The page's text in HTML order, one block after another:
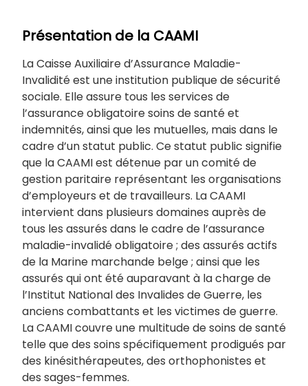
Présentation de la CAAMI
La Caisse Auxiliaire d’Assurance Maladie-
Invalidité est une institution publique de sécurité
sociale. Elle assure tous les services de
l’assurance obligatoire soins de santé et
indemnités, ainsi que les mutuelles, mais dans le
cadre d’un statut public. Ce statut public signifie
que la CAAMI est détenue par un comité de
gestion paritaire représentant les organisations
d’employeurs et de travailleurs. La CAAMI
intervient dans plusieurs domaines auprès de
tous les assurés dans le cadre de l’assurance
maladie-invalidé obligatoire ; des assurés actifs
de la Marine marchande belge ; ainsi que les
assurés qui ont été auparavant à la charge de
l’Institut National des Invalides de Guerre, les
anciens combattants et les victimes de guerre.
La CAAMI couvre une multitude de soins de santé
telle que des soins spécifiquement prodigués par
des kinésithérapeutes, des orthophonistes et
des sages-femmes.